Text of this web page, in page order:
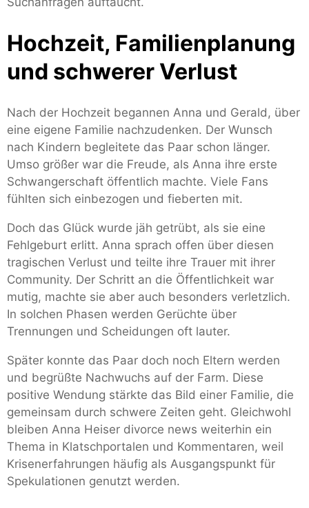
Hochzeit, Familienplanung
und schwerer Verlust
Nach der Hochzeit begannen Anna und Gerald, über
eine eigene Familie nachzudenken. Der Wunsch
nach Kindern begleitete das Paar schon länger.
Umso größer war die Freude, als Anna ihre erste
Schwangerschaft öffentlich machte. Viele Fans
fühlten sich einbezogen und fieberten mit.
Doch das Glück wurde jäh getrübt, als sie eine
Fehlgeburt erlitt. Anna sprach offen über diesen
tragischen Verlust und teilte ihre Trauer mit ihrer
Community. Der Schritt an die Öffentlichkeit war
mutig, machte sie aber auch besonders verletzlich.
In solchen Phasen werden Gerüchte über
Trennungen und Scheidungen oft lauter.
Später konnte das Paar doch noch Eltern werden
und begrüßte Nachwuchs auf der Farm. Diese
positive Wendung stärkte das Bild einer Familie, die
gemeinsam durch schwere Zeiten geht. Gleichwohl
bleiben Anna Heiser divorce news weiterhin ein
Thema in Klatschportalen und Kommentaren, weil
Krisenerfahrungen häufig als Ausgangspunkt für
Spekulationen genutzt werden.